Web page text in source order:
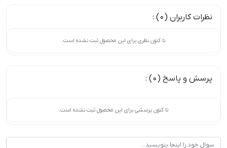
نظرات کاربران (0) :
تا کنون نظری برای این محصول ثبت نشده است.
پرسش و پاسخ (0) :
تا کنون پرسشی برای این محصول ثبت نشده است.